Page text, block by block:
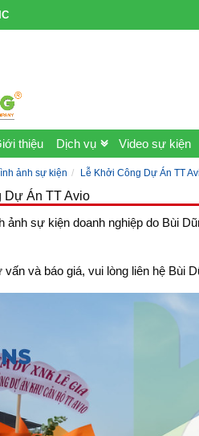
thiệu Dịch vụ Video sự kiện
ảnh sự kiện Lễ Khởi Công Dự Án TT
Dự Án TT Avio
ảnh sự kiện doanh nghiệp do Bùi
vấn và báo giá, vui lòng liên hệ Bùi